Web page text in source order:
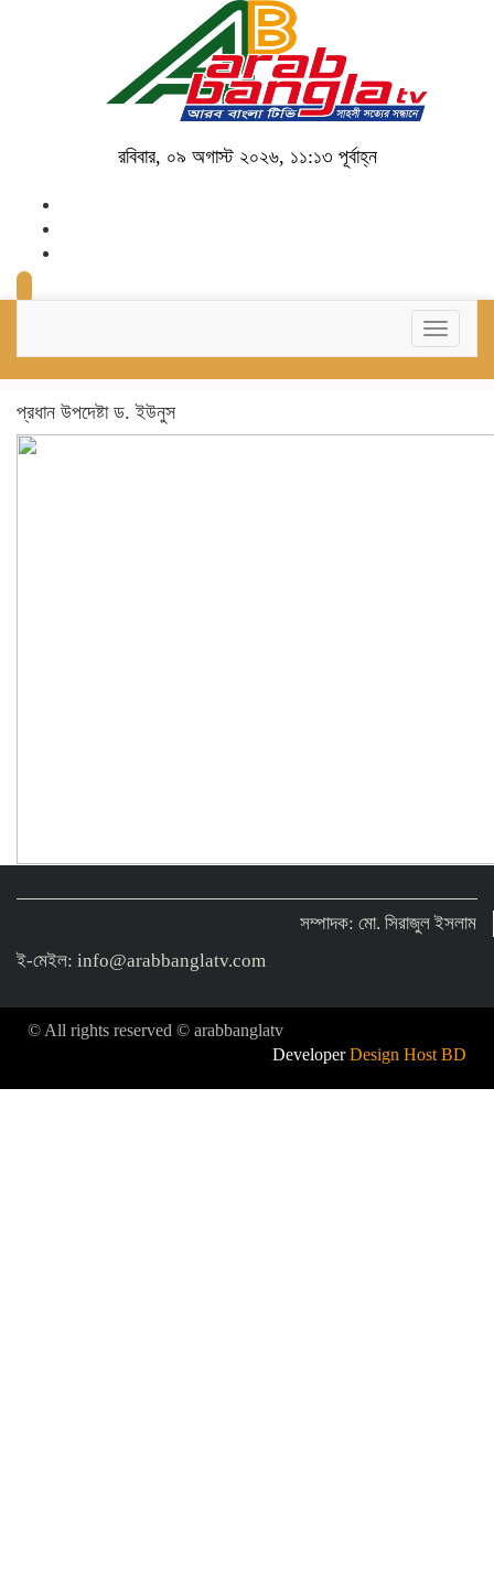
রবিবার, ০৯ অগাস্ট ২০২৬, ১১:১৩ পূর্বাহ্ন
Toggle
প্রধান উপদেষ্টা ড. ইউনুস
সম্পাদক: মো. সিরাজুল ইসলাম
ই-মেইল: info@arabbanglatv.com
© All rights reserved © arabbanglatv
Developer Design Host BD